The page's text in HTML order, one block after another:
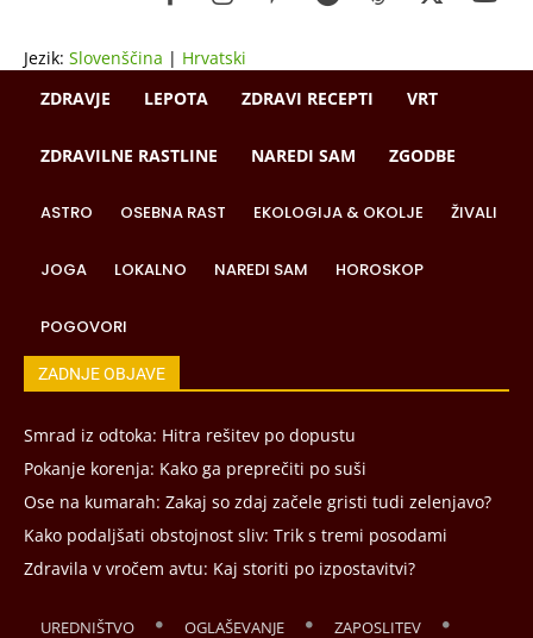
Jezik: Slovenščina | Hrvatski
ZDRAVJE
LEPOTA ZDRAVI RECEPTI VRT
ZDRAVILNE RASTLINE NAREDI SAM ZGODBE
ASTRO OSEBNA RAST EKOLOGIJA & OKOLJE ŽIVALI
JOGA LOKALNO NAREDI SAM HOROSKOP
POGOVORI
ZADNJE OBJAVE
Smrad iz odtoka: Hitra rešitev po dopustu
Pokanje korenja: Kako ga preprečiti po suši
Ose na kumarah: Zakaj so zdaj začele gristi tudi zelenjavo?
Kako podaljšati obstojnost sliv: Trik s tremi posodami
Zdravila v vročem avtu: Kaj storiti po izpostavitvi?
UREDNIŠTVO OGLAŠEVANJE ZAPOSLITEV